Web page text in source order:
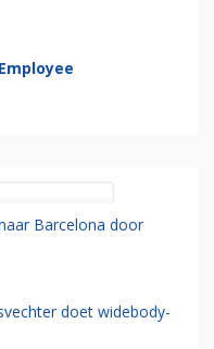
Barcelona door
doet widebody-